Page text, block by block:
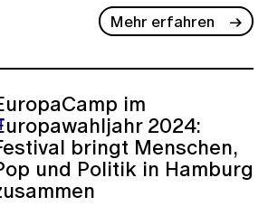
Mehr erfahren
im
2024:
bringt Menschen,
und Politik in Hamburg